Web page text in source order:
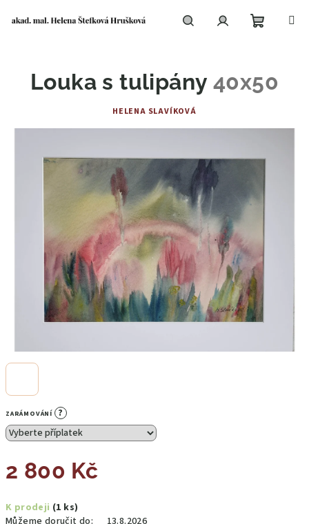
košík
ZARÁMOVÁNÍ ?
2 800 Kč
cena:
K prodeji (1 ks)
Můžeme doručit do:
13.8.2026
Louka s tulipány 40x50
HELENA SLAVÍKOVÁ